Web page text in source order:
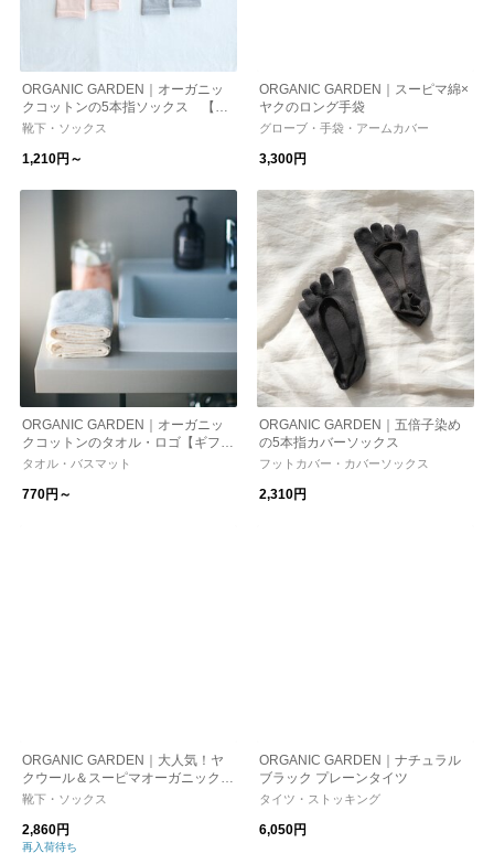
ORGANIC GARDEN｜オーガニッ
クコットンの5本指ソックス 【靴
下 ソックス】
靴下・ソックス
1,210円～
ORGANIC GARDEN｜スーピマ綿×
ヤクのロング手袋
グローブ・手袋・アームカバー
3,300円
ORGANIC GARDEN｜オーガニッ
クコットンのタオル・ロゴ【ギフ
ト】
タオル・バスマット
770円～
ORGANIC GARDEN｜五倍子染め
の5本指カバーソックス
フットカバー・カバーソックス
2,310円
ORGANIC GARDEN｜大人気！ヤ
クウール＆スーピマオーガニックコ
ットン リブソックス kurashisha
靴下・ソックス
2,860円
再入荷待ち
ORGANIC GARDEN｜ナチュラル
ブラック プレーンタイツ
タイツ・ストッキング
6,050円